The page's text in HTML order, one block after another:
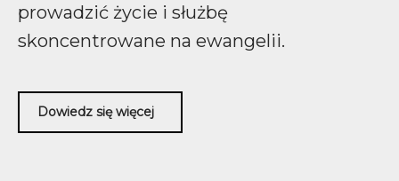
prowadzić życie i służbę
skoncentrowane na ewangelii.
Dowiedz się więcej